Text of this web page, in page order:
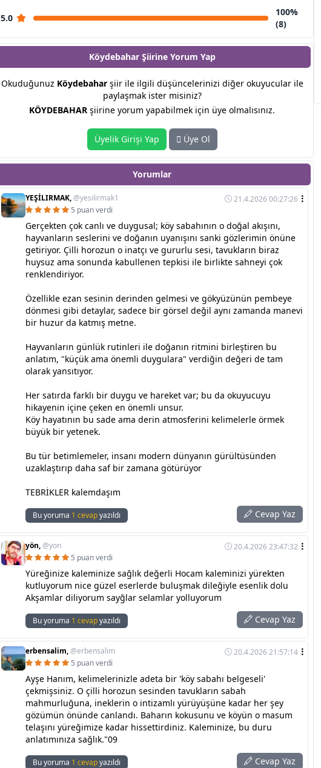
5.0
100%
(8)
Köydebahar Şiirine Yorum Yap
Okuduğunuz Köydebaharşiir ile ilgili düşüncelerinizi diğer okuyucular ile
paylaşmak ister misiniz?
KÖYDEBAHAR şiirine yorum yapabilmek için üye olmalısınız.
Üyelik Girişi Yap Üye Ol
Yorumlar
YEŞİLIRMAK,@yesilirmak1
21.4.2026 00:27:26
5 puan verdi
Gerçekten çok canlı ve duygusal; köy sabahının o doğal akışını,
hayvanların seslerini ve doğanın uyanışını sanki gözlerimin önüne
getiriyor. Çilli horozun o inatçı ve gururlu sesi, tavukların biraz
huysuz ama sonunda kabullenen tepkisi ile birlikte sahneyi çok
renklendiriyor.
Özellikle ezan sesinin derinden gelmesi ve gökyüzünün pembeye
dönmesi gibi detaylar, sadece bir görsel değil aynı zamanda manevi
bir huzur da katmış metne.
Hayvanların günlük rutinleri ile doğanın ritmini birleştiren bu
anlatım, "küçük ama önemli duygulara" verdiğin değeri de tam
olarak yansıtıyor.
Her satırda farklı bir duygu ve hareket var; bu da okuyucuyu
hikayenin içine çeken en önemli unsur.
Köy hayatının bu sade ama derin atmosferini kelimelerle örmek
büyük bir yetenek.
Bu tür betimlemeler, insanı modern dünyanın gürültüsünden
uzaklaştırıp daha saf bir zamana götürüyor
TEBRİKLER kalemdaşım
Bu yoruma 1 cevapyazıldı Cevap Yaz
yön,@yon
20.4.2026 23:47:32
5 puan verdi
Yüreğinize kaleminize sağlık değerli Hocam kaleminizi yürekten
kutluyorum nice güzel eserlerde buluşmak dileğiyle esenlik dolu
Akşamlar diliyorum sayğlar selamlar yolluyorum
Bu yoruma 1 cevapyazıldı Cevap Yaz
erbensalim,@erbensalim
20.4.2026 21:57:14
5 puan verdi
Ayşe Hanım, kelimelerinizle adeta bir 'köy sabahı belgeseli'
çekmişsiniz. O çilli horozun sesinden tavukların sabah
mahmurluğuna, ineklerin o intizamlı yürüyüşüne kadar her şey
gözümün önünde canlandı. Baharın kokusunu ve köyün o masum
telaşını yüreğimize kadar hissettirdiniz. Kaleminize, bu duru
anlatımınıza sağlık."09
Bu yoruma 1 cevapyazıldı Cevap Yaz